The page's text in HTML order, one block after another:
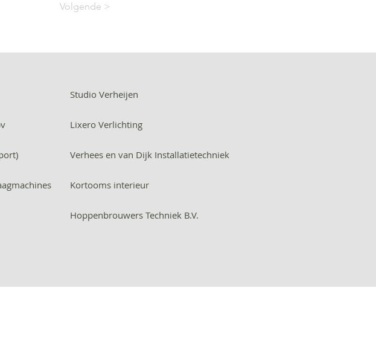
Volgende >
Studio Verheijen
Lixero Verlichting
Verhees en van Dijk Installatietechniek
Kortooms interieur
Hoppenbrouwers Techniek B.V.